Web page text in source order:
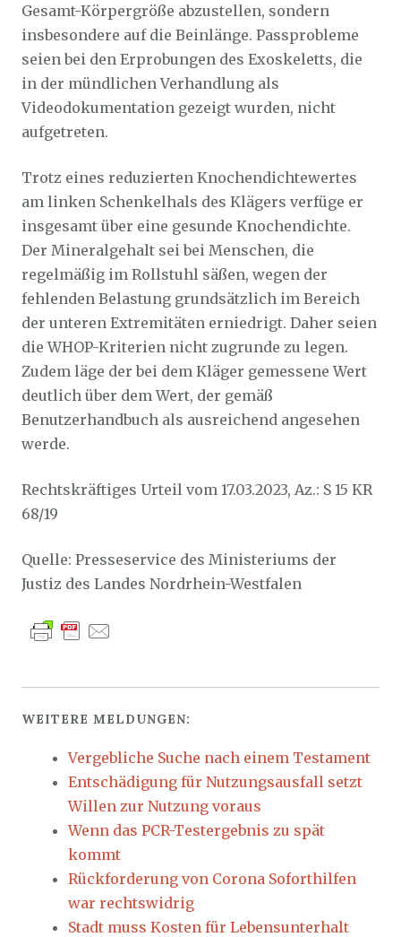
Gesamt-Körpergröße abzustellen, sondern
insbesondere auf die Beinlänge. Passprobleme
seien bei den Erprobungen des Exoskeletts, die
in der mündlichen Verhandlung als
Videodokumentation gezeigt wurden, nicht
aufgetreten.
Trotz eines reduzierten Knochendichtewertes
am linken Schenkelhals des Klägers verfüge er
insgesamt über eine gesunde Knochendichte.
Der Mineralgehalt sei bei Menschen, die
regelmäßig im Rollstuhl säßen, wegen der
fehlenden Belastung grundsätzlich im Bereich
der unteren Extremitäten erniedrigt. Daher seien
die WHOP-Kriterien nicht zugrunde zu legen.
Zudem läge der bei dem Kläger gemessene Wert
deutlich über dem Wert, der gemäß
Benutzerhandbuch als ausreichend angesehen
werde.
Rechtskräftiges Urteil vom 17.03.2023, Az.: S 15 KR
68/19
Quelle: Presseservice des Ministeriums der
Justiz des Landes Nordrhein-Westfalen
WEITERE MELDUNGEN:
Vergebliche Suche nach einem Testament
Entschädigung für Nutzungsausfall setzt
Willen zur Nutzung voraus
Wenn das PCR-Testergebnis zu spät
kommt
Rückforderung von Corona Soforthilfen
war rechtswidrig
Stadt muss Kosten für Lebensunterhalt